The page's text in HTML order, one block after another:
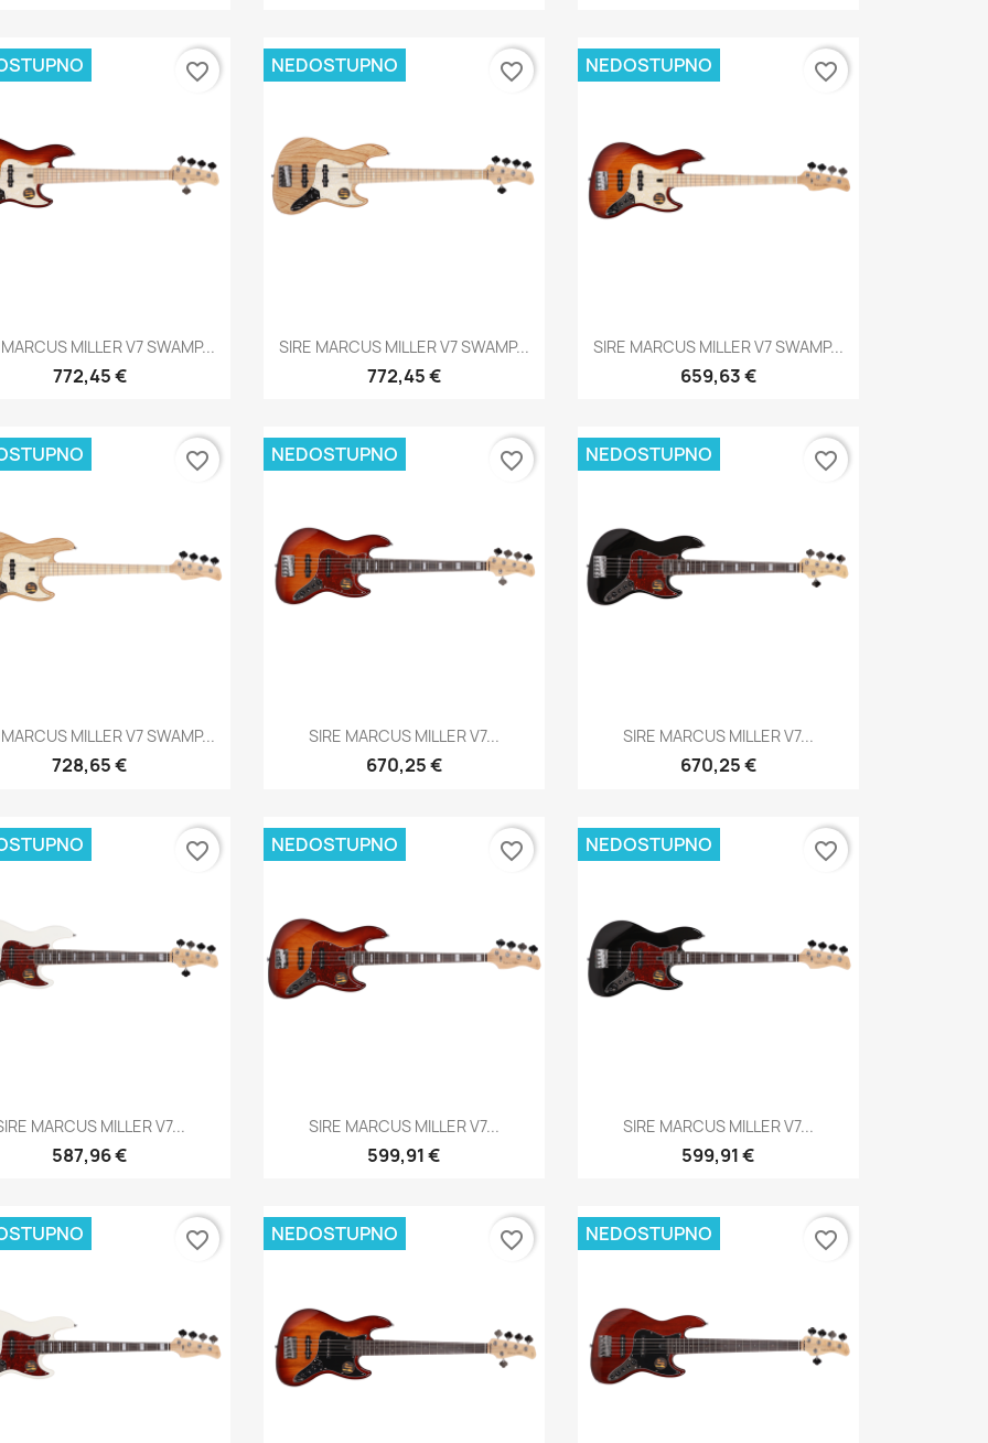
 Brzi pregled
MILLER V7 SWAMP...
772,45 €
favorite_border
 Brzi pregled
SIRE MARCUS MILLER V7 SWAMP...
772,45 €
NEDOSTUPNO favorite_border
 Brzi pregled
SIRE MARCUS MILLER V7 SWAMP...
659,63 €
NEDOSTUPNO favorite_border
 Brzi pregled
MILLER V7 SWAMP...
728,65 €
favorite_border
Brzi pregled
SIRE MARCUS MILLER V7...
670,25 €
NEDOSTUPNO favorite_border
Brzi pregled
SIRE MARCUS MILLER V7...
670,25 €
NEDOSTUPNO favorite_border
Brzi pregled
MARCUS MILLER V7...
587,96 €
favorite_border
Brzi pregled
SIRE MARCUS MILLER V7...
599,91 €
NEDOSTUPNO favorite_border
Brzi pregled
SIRE MARCUS MILLER V7...
599,91 €
NEDOSTUPNO favorite_border
favorite_border NEDOSTUPNO favorite_border NEDOSTUPNO favorite_border